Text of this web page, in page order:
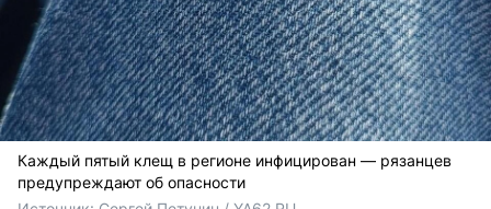
Каждый пятый клещ в регионе инфицирован — рязанцев
предупреждают об опасности